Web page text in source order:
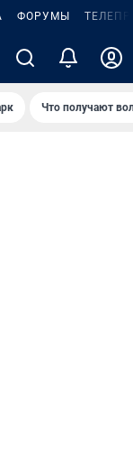
ФОРУМЫ
Что получают